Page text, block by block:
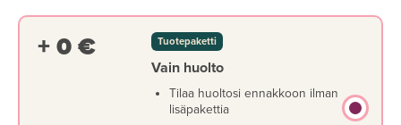
+ 0 € Tuotepaketti
Vain huolto
Tilaa huoltosi ennakkoon ilman
lisäpakettia